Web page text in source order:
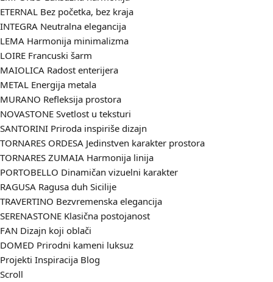
ETERNAL Bez početka, bez kraja
INTEGRA Neutralna elegancija
LEMA Harmonija minimalizma
LOIRE Francuski šarm
MAIOLICA Radost enterijera
METAL Energija metala
MURANO Refleksija prostora
NOVASTONE Svetlost u teksturi
SANTORINI Priroda inspiriše dizajn
TORNARES ORDESA Jedinstven karakter prostora
TORNARES ZUMAIA Harmonija linija
PORTOBELLO Dinamičan vizuelni karakter
RAGUSA Ragusa duh Sicilije
TRAVERTINO Bezvremenska elegancija
SERENASTONE Klasična postojanost
FAN Dizajn koji oblači
DOMED Prirodni kameni luksuz
Projekti Inspiracija Blog
Scroll